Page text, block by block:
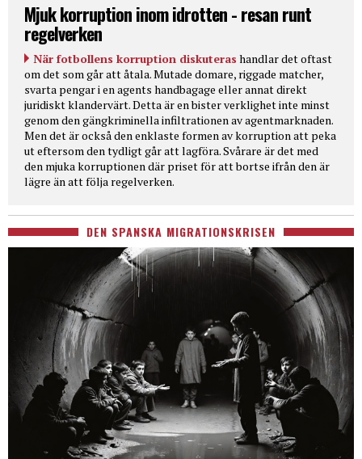
Mjuk korruption inom idrotten - resan runt
regelverken
När fotbollens korruption diskuteras handlar det oftast
om det som går att åtala. Mutade domare, riggade matcher,
svarta pengar i en agents handbagage eller annat direkt
juridiskt klandervärt. Detta är en bister verklighet inte minst
genom den gängkriminella infiltrationen av agentmarknaden.
Men det är också den enklaste formen av korruption att peka
ut eftersom den tydligt går att lagföra. Svårare är det med
den mjuka korruptionen där priset för att bortse ifrån den är
lägre än att följa regelverken.
DEN SPANSKA MIGRATIONSKRISEN